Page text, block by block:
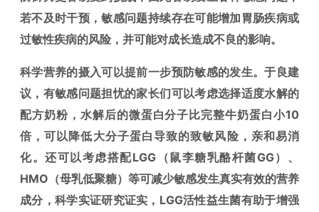
若不及时干预，敏感问题持续存在可能增加胃肠疾病或
过敏性疾病的风险，并可能对成长造成不良的影响。
科学营养的摄入可以提前一步预防敏感的发生。于良建
议， 有敏感问题担忧的家长们可以考虑选择适度水解的
配方奶粉，水解后的微蛋白分子比完整牛奶蛋白小10
倍，可以降低大分子蛋白导致的致敏风险，亲和易消
化。还可以考虑搭配LGG（鼠李糖乳酪杆菌GG）、
HMO（母乳低聚糖）等可减少敏感发生真实有效的营养
成分，科学实证研究证实，LGG活性益生菌有助于增强